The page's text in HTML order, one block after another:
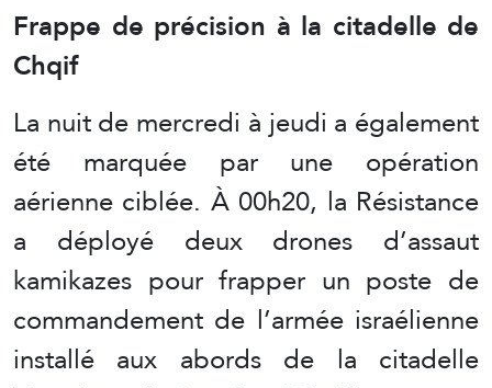
Frappe de précision à la citadelle de
Chqif
La nuit de mercredi à jeudi a également
été marquée par une opération
aérienne ciblée. À 00h20, la Résistance
a déployé deux drones d’assaut
kamikazes pour frapper un poste de
commandement de l’armée israélienne
installé aux abords de la citadelle